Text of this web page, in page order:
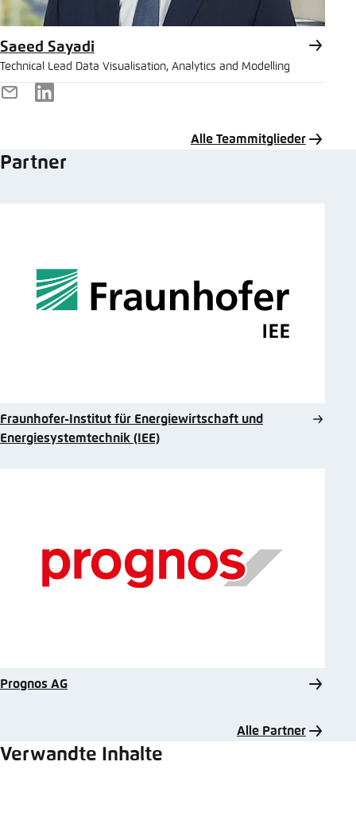
Saeed Sayadi
Technical Lead Data Visualisation, Analytics and Modelling
E-
LinkedIn
Alle Teammitglieder
Partner
Fraunhofer-Institut für Energiewirtschaft und
Energiesystemtechnik (IEE)
Prognos AG
Alle Partner
Verwandte Inhalte